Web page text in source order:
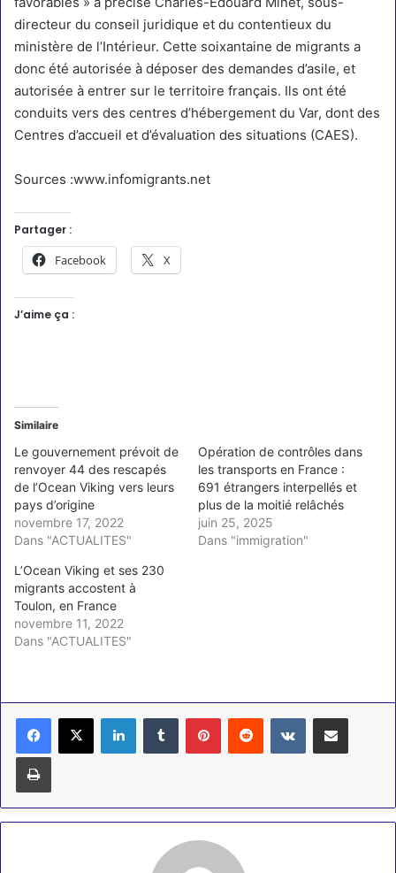
directeur du conseil juridique et du contentieux du
ministère de l’Intérieur. Cette soixantaine de migrants a
donc été autorisée à déposer des demandes d’asile, et
autorisée à entrer sur le territoire français. Ils ont été
conduits vers des centres d’hébergement du Var, dont des
Centres d’accueil et d’évaluation des situations (CAES).
Sources :www.infomigrants.net
Partager :
Facebook X
J’aime ça :
Similaire
Le gouvernement prévoit de
renvoyer 44 des rescapés
de l’Ocean Viking vers leurs
pays d’origine
novembre 17, 2022
Dans "ACTUALITES"
Opération de contrôles dans
les transports en France :
691 étrangers interpellés et
plus de la moitié relâchés
juin 25, 2025
Dans "immigration"
L’Ocean Viking et ses 230
migrants accostent à
Toulon, en France
novembre 11, 2022
Dans "ACTUALITES"
LinkedinTumblr PinterestReddit VKontaktePartager par email
Imprimer